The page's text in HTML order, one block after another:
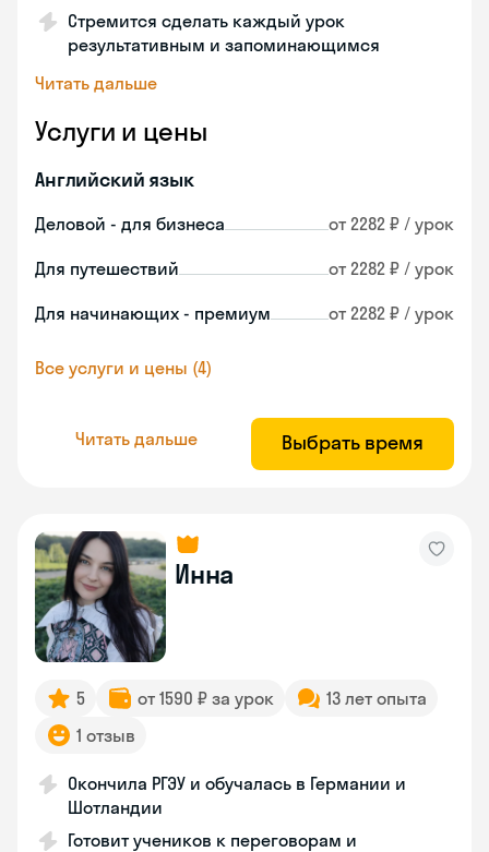
Стремится сделать каждый урок
результативным и запоминающимся
Читать дальше
Услуги и цены
Английский язык
Деловой - для бизнеса от 2282 ₽ / урок
Для путешествий от 2282 ₽ / урок
Для начинающих - премиум от 2282 ₽ / урок
Все услуги и цены (4)
Читать дальше Выбрать время
Инна
5 от 1590 ₽ за урок
13 лет опыта
1 отзыв
Окончила РГЭУ и обучалась в Германии и
Шотландии
Готовит учеников к переговорам и